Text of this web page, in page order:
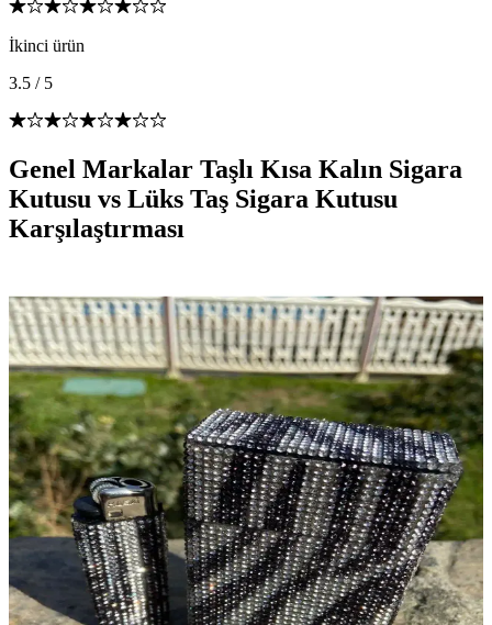
İkinci ürün
3.5 / 5
Genel Markalar Taşlı Kısa Kalın Sigara
Kutusu vs Lüks Taş Sigara Kutusu
Karşılaştırması